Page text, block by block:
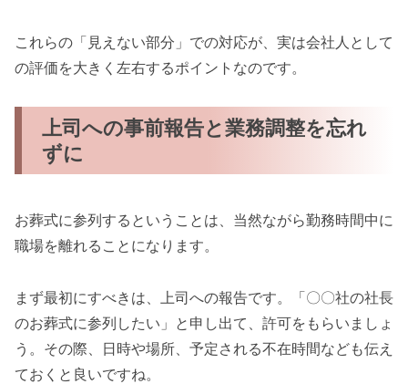
これらの「見えない部分」での対応が、実は会社人として
の評価を大きく左右するポイントなのです。
上司への事前報告と業務調整を忘れ
ずに
お葬式に参列するということは、当然ながら勤務時間中に
職場を離れることになります。
まず最初にすべきは、上司への報告です。「〇〇社の社長
のお葬式に参列したい」と申し出て、許可をもらいましょ
う。その際、日時や場所、予定される不在時間なども伝え
ておくと良いですね。